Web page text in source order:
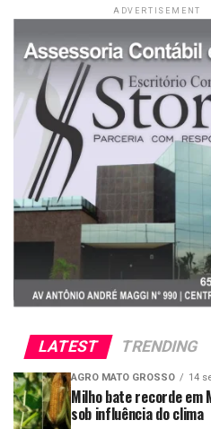
ADVERTISEMENT
LATEST TRENDING
AGRO MATO GROSSO 14
Milho bate recorde em
sob influência do clima